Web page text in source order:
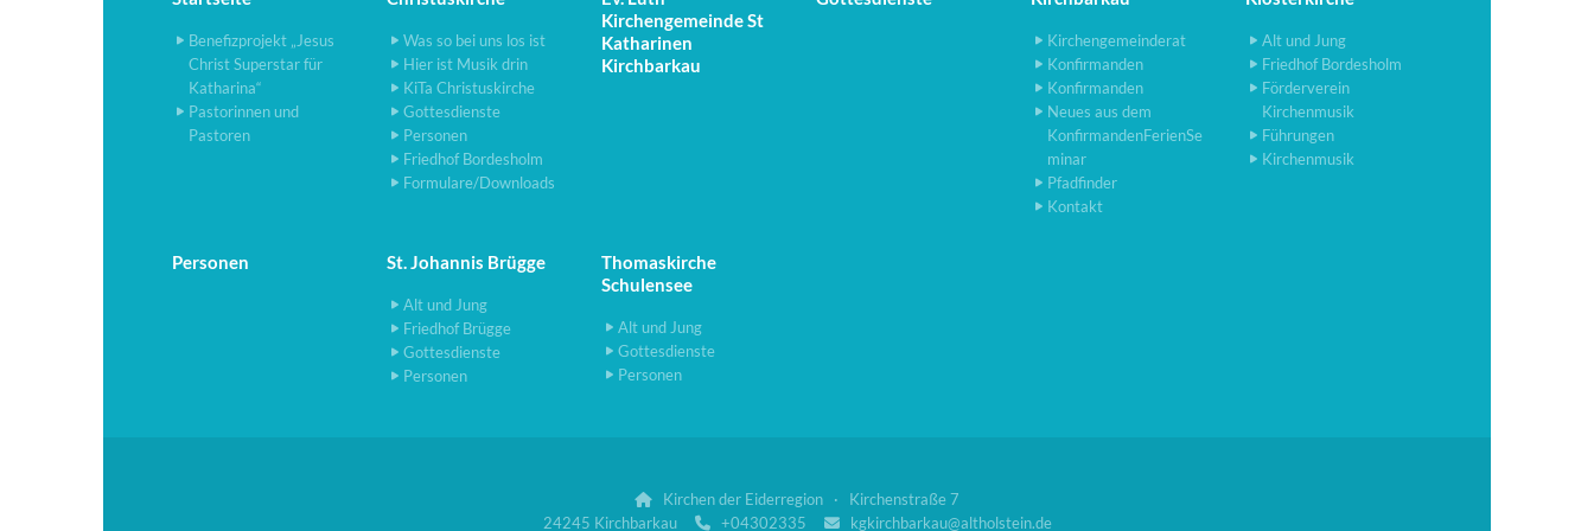
Benefizprojekt „Jesus
Christ Superstar für
Katharina“
Pastorinnen und
Pastoren
Was so bei uns los ist
Hier ist Musik drin
KiTa Christuskirche
Gottesdienste
Personen
Friedhof Bordesholm
Formulare/Downloads
Kirchengemeinde St
Katharinen
Kirchbarkau
Kirchengemeinderat
Konfirmanden
Konfirmanden
Neues aus dem
KonfirmandenFerienSe
minar
Pfadfinder
Kontakt
Alt und Jung
Friedhof Bordesholm
Förderverein
Kirchenmusik
Führungen
Kirchenmusik
Personen St. Johannis Brügge
Alt und Jung
Friedhof Brügge
Gottesdienste
Personen
Thomaskirche
Schulensee
Alt und Jung
Gottesdienste
Personen

Kirchen der Eiderregion · Kirchenstraße 7
24245 Kirchbarkau
+04302335 kgkirchbarkau@altholstein.de